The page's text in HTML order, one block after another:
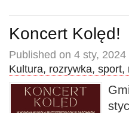
Koncert Kolęd!
Published on 4 sty,
Kultura, rozrywka, sport,